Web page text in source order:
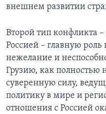
внешнем развитии
Второй тип конфликта
Россией – главную
нежелание и
Грузию, как
суверенную силу,
политику в мире и
отношения с Россией